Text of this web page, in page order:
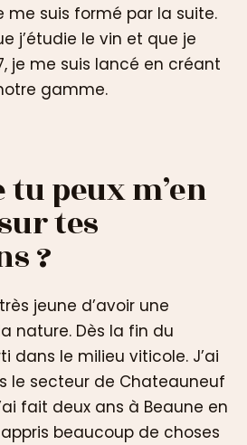
me suis formé par la suite.
j’étudie le vin et que je
je me suis lancé en créant
gamme.
tu peux m’en
tes
?
jeune d’avoir une
nature. Dès la fin du
dans le milieu viticole. J’ai
le secteur de Chateauneuf
fait deux ans à Beaune en
beaucoup de choses